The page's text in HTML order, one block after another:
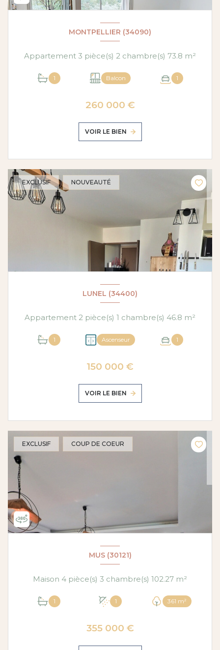
MONTPELLIER (34090)
Appartement 3 pièce(s) 2 chambre(s) 73.8 m²
1 Balcon 1
260 000 €
VOIR LE BIEN
EXCLUSIF NOUVEAUTÉ
LUNEL (34400)
Appartement 2 pièce(s) 1 chambre(s) 46.8 m²
1 Ascenseur 1
150 000 €
VOIR LE BIEN
EXCLUSIF COUP DE COEUR
MUS (30121)
Maison 4 pièce(s) 3 chambre(s) 102.27 m²
1 1 361 m²
355 000 €